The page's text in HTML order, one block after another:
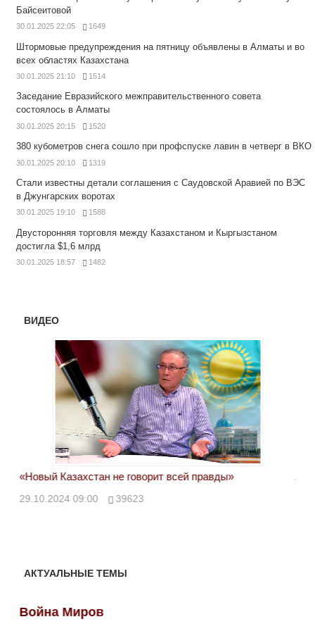
Байсеитовой
30.01.2025 22:05 1649
Штормовые предупреждения на пятницу объявлены в Алматы и во
всех областях Казахстана
30.01.2025 21:10 1514
Заседание Евразийского межправительственного совета
состоялось в Алматы
30.01.2025 20:15 1520
380 кубометров снега сошло при профспуске лавин в четверг в ВКО
30.01.2025 20:10 1319
Стали известны детали соглашения с Саудовской Аравией по ВЭС
в Джунгарских воротах
30.01.2025 19:10 1588
Двусторонняя торговля между Казахстаном и Кыргызстаном
достигла $1,6 млрд
30.01.2025 18:57 1482
ВИДЕО
«Новый Казахстан не говорит всей правды»
29.10.2024 09:00 39623
АКТУАЛЬНЫЕ ТЕМЫ
Война Миров